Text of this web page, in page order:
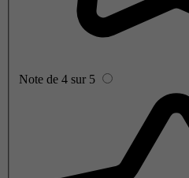
Note de 4 sur 5